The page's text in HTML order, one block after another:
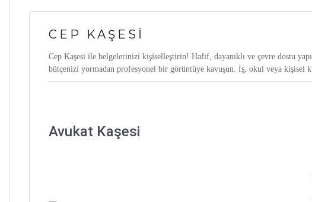
CEP KAŞESI
Cep Kaşesi ile belgelerinizi kişiselleştirin! Hafif, dayanıklı ve çevre dostu
bütçenizi yormadan profesyonel bir görüntüye kavuşun. İş, okul veya kişisel
Avukat Kaşesi